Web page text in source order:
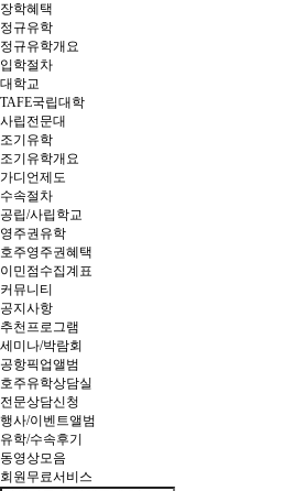
장학혜택
정규유학
정규유학개요
입학절차
대학교
TAFE국립대학
사립전문대
조기유학
조기유학개요
가디언제도
수속절차
공립/사립학교
영주권유학
호주영주권혜택
이민점수집계표
커뮤니티
공지사항
추천프로그램
세미나/박람회
공항픽업앨범
호주유학상담실
전문상담신청
행사/이벤트앨범
유학/수속후기
동영상모음
회원무료서비스